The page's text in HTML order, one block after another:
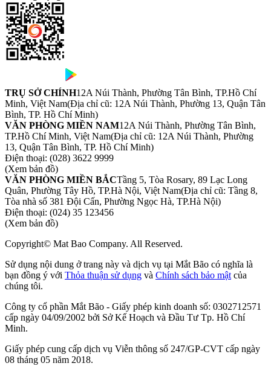
TRỤ SỞ CHÍNH12A Núi Thành, Phường Tân Bình, TP.Hồ Chí
Minh, Việt Nam(Địa chỉ cũ: 12A Núi Thành, Phường 13, Quận Tân
Bình, TP. Hồ Chí Minh)
VĂN PHÒNG MIỀN NAM12A Núi Thành, Phường Tân Bình,
TP.Hồ Chí Minh, Việt Nam(Địa chỉ cũ: 12A Núi Thành, Phường
13, Quận Tân Bình, TP. Hồ Chí Minh)
Điện thoại: (028) 3622 9999
(Xem bản đồ)
VĂN PHÒNG MIỀN BẮCTầng 5, Tòa Rosary, 89 Lạc Long
Quân, Phường Tây Hồ, TP.Hà Nội, Việt Nam(Địa chỉ cũ: Tầng 8,
Tòa nhà số 381 Đội Cấn, Phường Ngọc Hà, TP.Hà Nội)
Điện thoại: (024) 35 123456
(Xem bản đồ)
Copyright© Mat Bao Company. All Reserved.
Sử dụng nội dung ở trang này và dịch vụ tại Mắt Bão có nghĩa là
bạn đồng ý với Thỏa thuận sử dụng và Chính sách bảo mật của
chúng tôi.
Công ty cổ phần Mắt Bão - Giấy phép kinh doanh số: 0302712571
cấp ngày 04/09/2002 bởi Sở Kế Hoạch và Đầu Tư Tp. Hồ Chí
Minh.
Giấy phép cung cấp dịch vụ Viễn thông số 247/GP-CVT cấp ngày
08 tháng 05 năm 2018.